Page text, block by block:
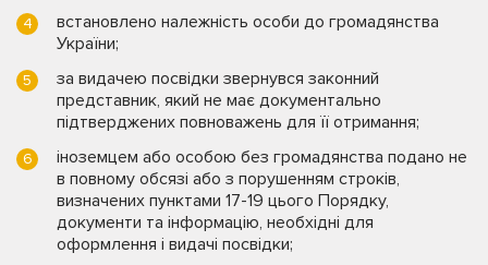
встановлено належність особи до громадянства
України;
за видачею посвідки звернувся законний
представник, який не має документально
підтверджених повноважень для її отримання;
іноземцем або особою без громадянства подано не
в повному обсязі або з порушенням строків,
визначених пунктами 17-19 цього Порядку,
документи та інформацію, необхідні для
оформлення і видачі посвідки;